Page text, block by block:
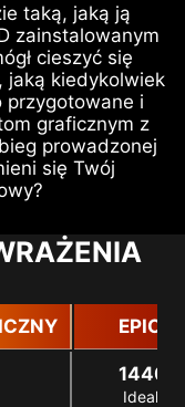
taką, jaką ją
zainstalowanym
cieszyć się
jaką kiedykolwiek
przygotowane i
graficznym z
prowadzonej
się Twój
EPICKI
1440P
Idealna